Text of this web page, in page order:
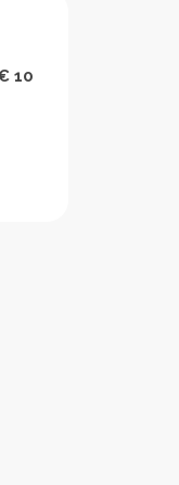
10